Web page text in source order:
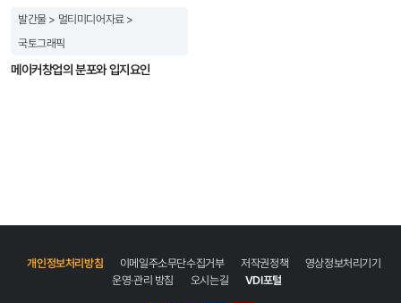
싶다. 이길제 연구위원은 2016년 서울대학교 환경대학원에서 도시계획학 박사를 취득하고
현재 국토연구원 주거정책연구센터 연구위원으로 재직 중이다. 주요 연구분야는 주거복지,
발간물 > 멀티미디어자료 >
국토그래픽
메이커창업의 분포와 입지요인
개인정보처리방침 이메일주소무단수집거부 저작권정책
영상정보처리기기
운영·관리 방침
오시는길 VDI포털